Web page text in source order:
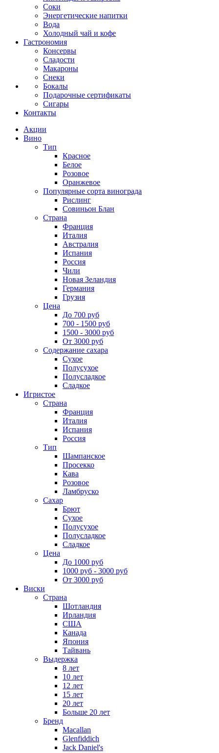
Соки
Энергетические напитки
Вода
Холодный чай и кофе
Гастрономия
Консервы
Сладости
Макароны
Снеки
Бокалы
Подарочные сертификаты
Сигары
Контакты
Акции
Вино
Тип
Красное
Белое
Розовое
Оранжевое
Популярные сорта винограда
Рислинг
Совиньон Блан
Страна
Франция
Италия
Австралия
Испания
Россия
Чили
Новая Зеландия
Германия
Грузия
Цена
До 700 руб
700 - 1500 руб
1500 - 3000 руб
От 3000 руб
Содержание сахара
Сухое
Полусухое
Полусладкое
Сладкое
Игристое
Страна
Франция
Италия
Испания
Россия
Тип
Шампанское
Просекко
Кава
Розовое
Ламбруско
Сахар
Брют
Сухое
Полусухое
Полусладкое
Сладкое
Цена
До 1000 руб
1000 руб - 3000 руб
От 3000 руб
Виски
Страна
Шотландия
Ирландия
США
Канада
Япония
Тайвань
Выдержка
8 лет
10 лет
12 лет
15 лет
20 лет
Больше 20 лет
Бренд
Macallan
Glenfiddich
Jack Daniel's